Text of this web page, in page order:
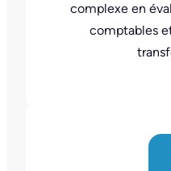
complexe en
comptables